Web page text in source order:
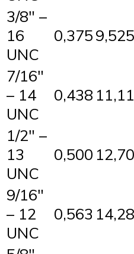
3/8″ –
16
UNC
0,3759,525
7/16″
– 14
UNC
0,438
1/2″ –
13
UNC
0,500
9/16″
– 12
UNC
0,563